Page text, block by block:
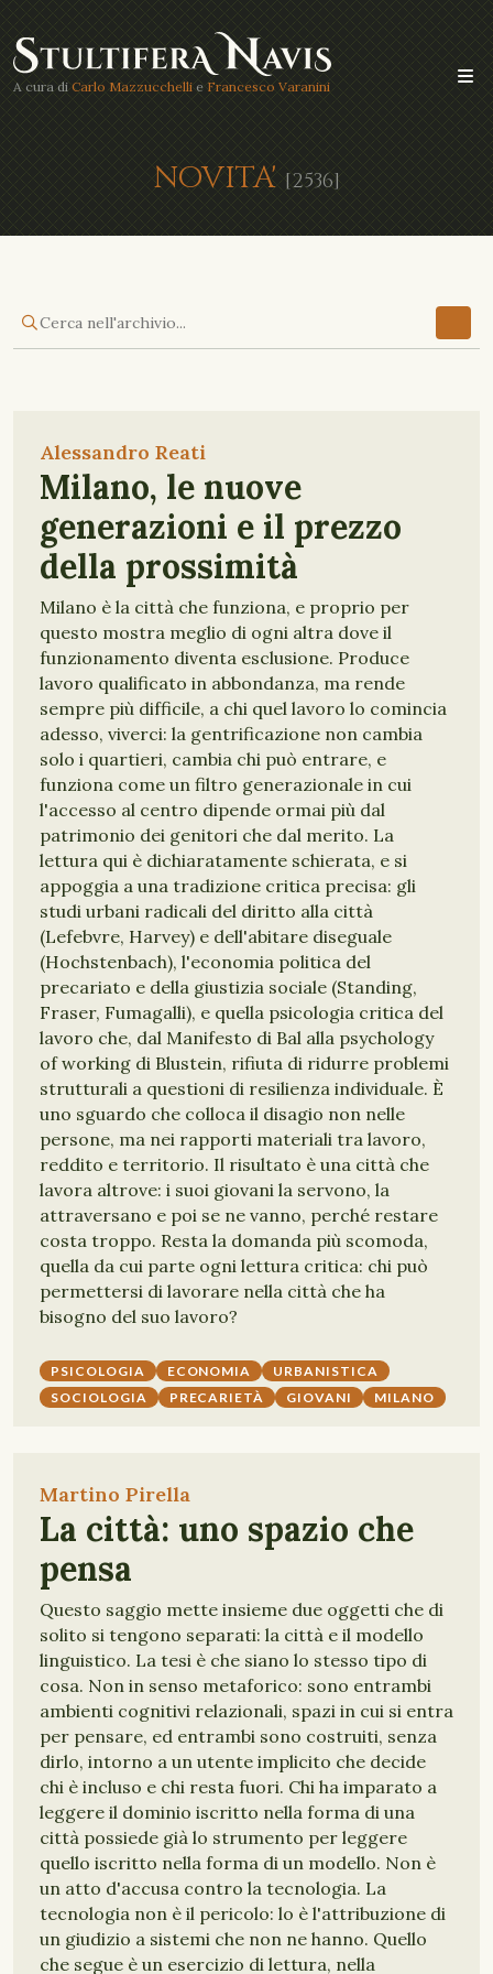
A cura di Carlo Mazzucchelli e Francesco Varanini
NOVITA' [2536]
Alessandro Reati
Milano, le nuove
generazioni e il prezzo
della prossimità
Milano è la città che funziona, e proprio per
questo mostra meglio di ogni altra dove il
funzionamento diventa esclusione. Produce
lavoro qualificato in abbondanza, ma rende
sempre più difficile, a chi quel lavoro lo comincia
adesso, viverci: la gentrificazione non cambia
solo i quartieri, cambia chi può entrare, e
funziona come un filtro generazionale in cui
l'accesso al centro dipende ormai più dal
patrimonio dei genitori che dal merito. La
lettura qui è dichiaratamente schierata, e si
appoggia a una tradizione critica precisa: gli
studi urbani radicali del diritto alla città
(Lefebvre, Harvey) e dell'abitare diseguale
(Hochstenbach), l'economia politica del
precariato e della giustizia sociale (Standing,
Fraser, Fumagalli), e quella psicologia critica del
lavoro che, dal Manifesto di Bal alla psychology
of working di Blustein, rifiuta di ridurre problemi
strutturali a questioni di resilienza individuale. È
uno sguardo che colloca il disagio non nelle
persone, ma nei rapporti materiali tra lavoro,
reddito e territorio. Il risultato è una città che
lavora altrove: i suoi giovani la servono, la
attraversano e poi se ne vanno, perché restare
costa troppo. Resta la domanda più scomoda,
quella da cui parte ogni lettura critica: chi può
permettersi di lavorare nella città che ha
bisogno del suo lavoro?
PSICOLOGIA ECONOMIA
URBANISTICA
SOCIOLOGIA
PRECARIETÀ GIOVANI MILANO
Martino Pirella
La città: uno spazio che
pensa
Questo saggio mette insieme due oggetti che di
solito si tengono separati: la città e il modello
linguistico. La tesi è che siano lo stesso tipo di
cosa. Non in senso metaforico: sono entrambi
ambienti cognitivi relazionali, spazi in cui si entra
per pensare, ed entrambi sono costruiti, senza
dirlo, intorno a un utente implicito che decide
chi è incluso e chi resta fuori. Chi ha imparato a
leggere il dominio iscritto nella forma di una
città possiede già lo strumento per leggere
quello iscritto nella forma di un modello. Non è
un atto d'accusa contro la tecnologia. La
tecnologia non è il pericolo: lo è l'attribuzione di
un giudizio a sistemi che non ne hanno. Quello
che segue è un esercizio di lettura, nella